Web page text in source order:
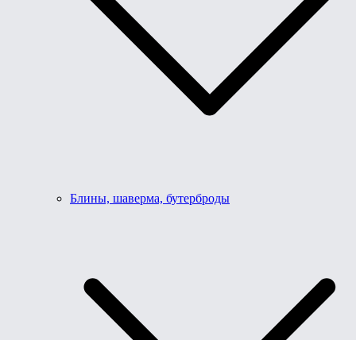
Блины, шаверма, бутерброды